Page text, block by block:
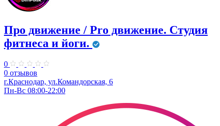
Про движение / Pro движение. Студия
фитнеса и йоги.
0
0 отзывов
г.Краснодар, ул.Командорская, 6
Пн-Вс 08:00-22:00